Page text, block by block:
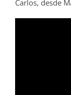
Carlos, desde